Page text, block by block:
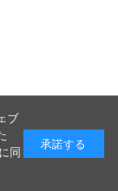
ブ
同
承諾する